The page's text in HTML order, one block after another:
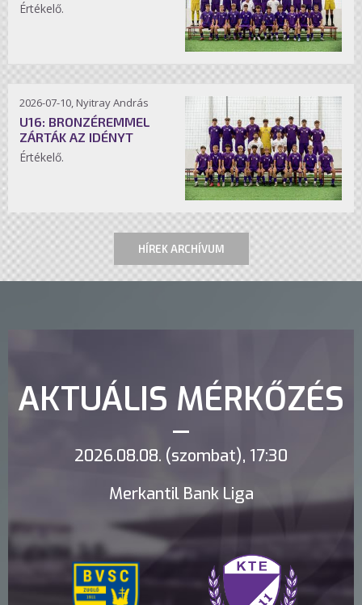
Értékelő.
2026-07-10, Nyitray András
U16: BRONZÉREMMEL
ZÁRTÁK AZ IDÉNYT
Értékelő.
HÍREK ARCHÍVUM
AKTUÁLIS MÉRKŐZÉS
2026.08.08. (szombat), 17:30
Merkantil Bank Liga